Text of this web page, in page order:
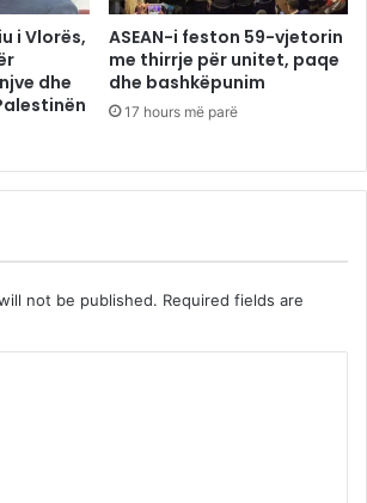
i Vlorës,
dhe
ASEAN-i feston 59-vjetorin
me thirrje për unitet, paqe
dhe bashkëpunim
17 hours më parë
not be published. Required fields are